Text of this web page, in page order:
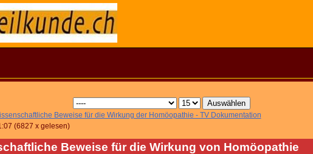
Beweise für die Wirkung der Homöopathie - TV Dokumentation
(6827 x gelesen)
Beweise für die Wirkung von Homöopathie